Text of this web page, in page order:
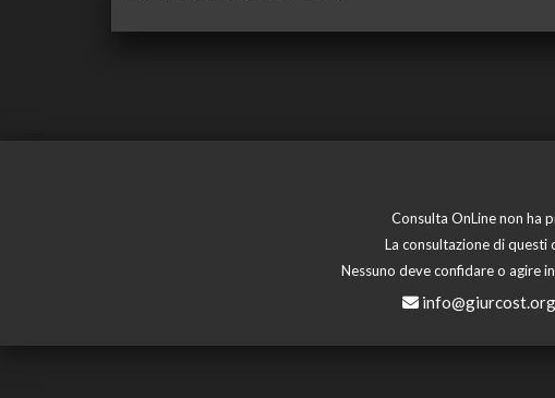
Consulta OnLine non ha
La consultazione di questi
Nessuno deve confidare o agire
info@giurcost.org